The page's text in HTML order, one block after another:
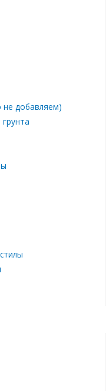
не добавляем)